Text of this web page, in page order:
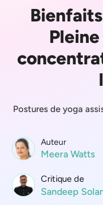
Postures de yoga
Auteur
Meera Watts
Critique de
Sandeep